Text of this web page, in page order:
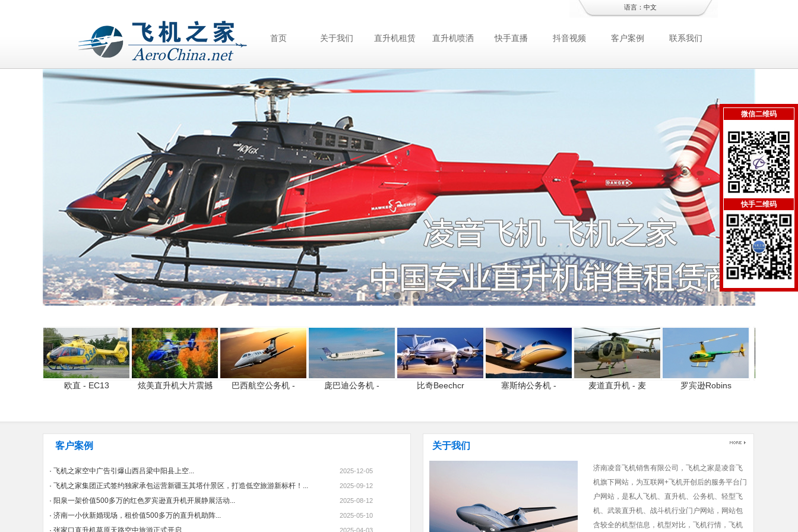
语言： 中文
首页 关于我们 直升机租赁 直升机喷洒 快手直播 抖音视频 客户案例 联系我们
欧直 - EC13 炫美直升机大片震撼 巴西航空公务机 - 庞巴迪公务机 - 比奇Beechcr 塞斯纳公务机 - 麦道直升机 - 麦 罗宾逊Robins
客户案例
· 飞机之家空中广告引爆山西吕梁中阳县上空... 2025-12-05
· 飞机之家集团正式签约独家承包运营新疆玉其塔什景区，打造低空旅游新标杆！... 2025-09-12
· 阳泉一架价值500多万的红色罗宾逊直升机开展静展活动... 2025-08-12
· 济南一小伙新婚现场，租价值500多万的直升机助阵... 2025-05-10
· 张家口直升机草原天路空中旅游正式开启... 2025-04-03
关于我们
济南凌音飞机销售有限公司，飞机之家是凌音飞
机旗下网站，为互联网+飞机开创后的服务平台门
户网站，是私人飞机、直升机、公务机、轻型飞
机、武装直升机、战斗机行业门户网站，网站包
含较全的机型信息，机型对比，飞机行情，飞机
微信二维码
快手二维码